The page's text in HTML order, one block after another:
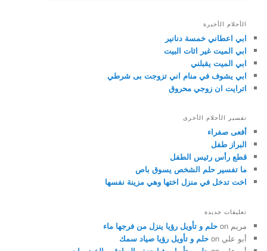
الأحلام الأخيرة
ابي اعطاني خمسة دنانير
ابي الميت غير اثات البيت
ابي الميت يقبلني
ابي يشوف في منام اني تزوجت بى شرطي
اترايت ان زوجي محروق
تفسير الأحلام الأخرى
أفعى صفراء
البراز طفل
قطع رأس رئيس الطفل
ما تفسير حلم الشخص يسوق باص
اخت تدخل في منزل اختها وهي مزينة نفسها
تعليقات جديدة
مريم on
حلم و تأويل رؤيا ينزل من فرجها ماء
أبو علي on
حلم و تأويل رؤيا صياد سمك